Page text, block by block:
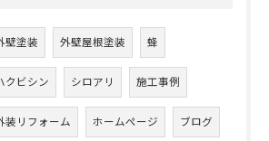
壁塗装 外壁屋根塗装 蜂
クビシン シロアリ 施工事例
装リフォーム ホームページ ブログ